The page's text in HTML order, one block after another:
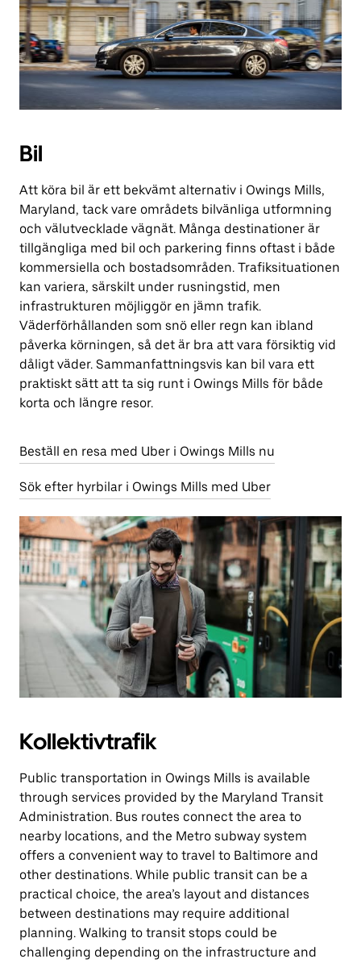
Bil
Att köra bil är ett bekvämt alternativ i Owings Mills,
Maryland, tack vare områdets bilvänliga utformning
och välutvecklade vägnät. Många destinationer är
tillgängliga med bil och parkering finns oftast i både
kommersiella och bostadsområden. Trafiksituationen
kan variera, särskilt under rusningstid, men
infrastrukturen möjliggör en jämn trafik.
Väderförhållanden som snö eller regn kan ibland
påverka körningen, så det är bra att vara försiktig vid
dåligt väder. Sammanfattningsvis kan bil vara ett
praktiskt sätt att ta sig runt i Owings Mills för både
korta och längre resor.
Beställ en resa med Uber i Owings Mills nu
Sök efter hyrbilar i Owings Mills med Uber
Kollektivtrafik
Public transportation in Owings Mills is available
through services provided by the Maryland Transit
Administration. Bus routes connect the area to
nearby locations, and the Metro subway system
offers a convenient way to travel to Baltimore and
other destinations. While public transit can be a
practical choice, the area’s layout and distances
between destinations may require additional
planning. Walking to transit stops could be
challenging depending on the infrastructure and